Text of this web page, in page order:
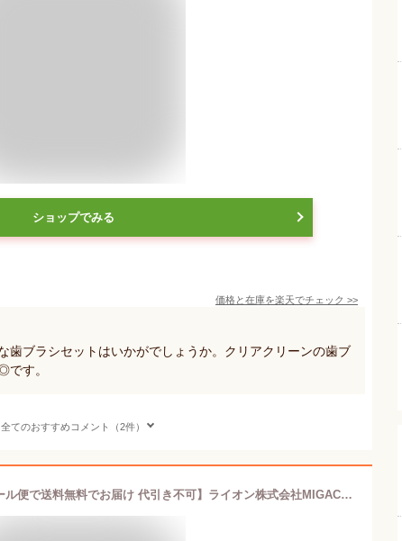
ショップでみる
価格と在庫を楽天でチェック >>
歯ブラシセットはいかがでしょうか。クリアクリーンの歯ブ
です。
全てのおすすめコメント（2件）
【本日楽天ポイント4倍相当】【メール便で送料無料でお届け 代引き不可】ライオン株式会社MIGACOT クリニカアドバンテージ ハミガキ・ハブラシセット【医薬部外品】 3個セット(※色は選べません)＜外出時の携帯歯磨きセットに＞【ML385】